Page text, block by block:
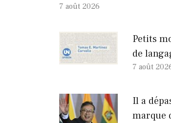
7 août 2026
Petits
de
7 août
Il a
marque